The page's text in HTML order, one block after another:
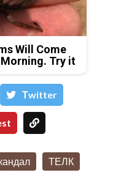
Will Come
Try it
Тwitter
ТЕЛК